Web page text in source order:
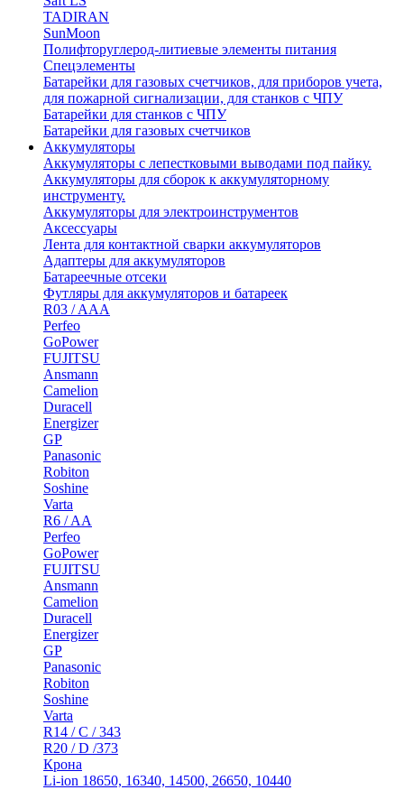
TADIRAN
SunMoon
Полифторуглерод-литиевые элементы питания
Спецэлементы
Батарейки для газовых счетчиков, для приборов учета,
для пожарной сигнализации, для станков с ЧПУ
Батарейки для станков с ЧПУ
Батарейки для газовых счетчиков
Аккумуляторы
Аккумуляторы с лепестковыми выводами под пайку.
Аккумуляторы для сборок к аккумуляторному
инструменту.
Аккумуляторы для электроинструментов
Аксессуары
Лента для контактной сварки аккумуляторов
Адаптеры для аккумуляторов
Батареечные отсеки
Футляры для аккумуляторов и батареек
R03 / AAA
Perfeo
GoPower
FUJITSU
Ansmann
Camelion
Duracell
Energizer
GP
Panasonic
Robiton
Soshine
Varta
R6 / AA
Perfeo
GoPower
FUJITSU
Ansmann
Camelion
Duracell
Energizer
GP
Panasonic
Robiton
Soshine
Varta
R14 / C / 343
R20 / D /373
Крона
Li-ion 18650, 16340, 14500, 26650, 10440